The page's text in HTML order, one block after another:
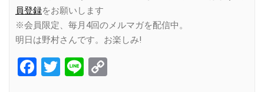
員登録をお願いします
※会員限定、毎月4回のメルマガを配信中。
明日は野村さんです。お楽しみ!
Facebook
Twitter
Line